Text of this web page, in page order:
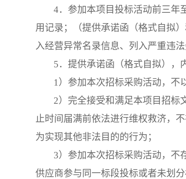
4． 参加本项目投标活动前三年
用记录；（提供承诺函（格式自拟）
入经营异常名录信息、列入严重违
5． 提供承诺函（格式自拟），
1）参加本次招标采购活动，不
2）完全接受和满足本项目招标
止时间届满前依法进行维权救济，
为实现其他非法目的的行为；
3）参加本次招标采购活动，不
供应商参与同一标段投标或者未划